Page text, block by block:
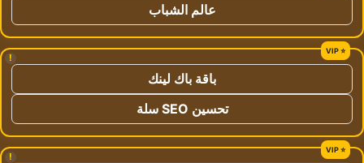
عالم الشباب
!
باقة باك لينك
تحسين SEO سلة
!